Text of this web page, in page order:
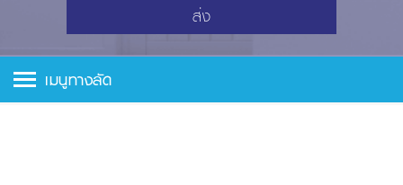
ส่ง
เมนูทางลัด